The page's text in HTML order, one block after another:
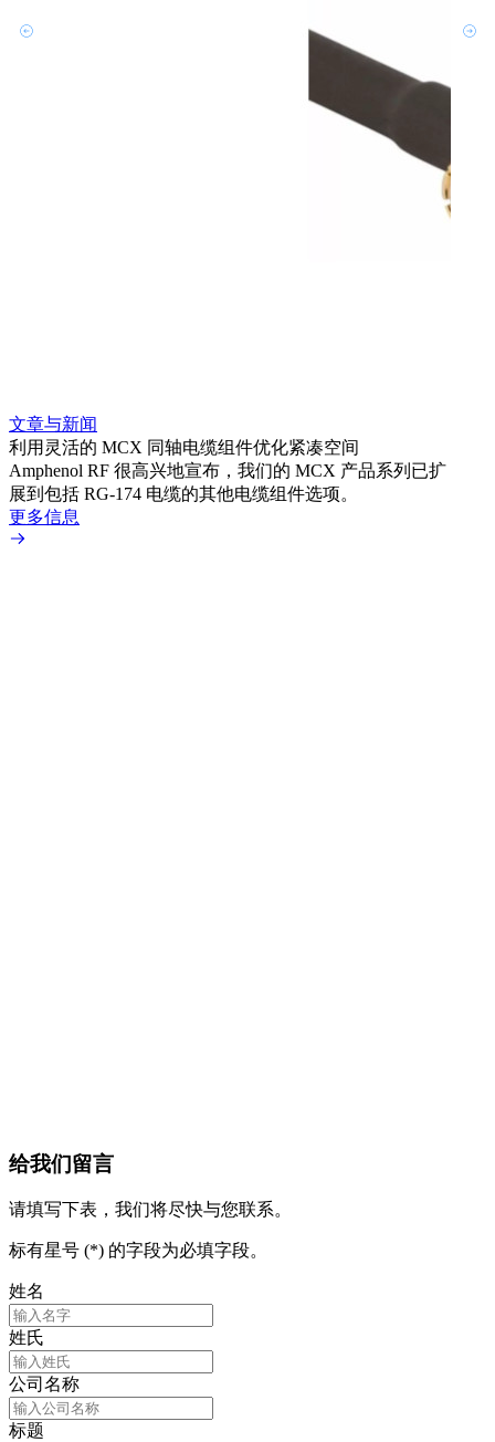
文章与新闻
利用灵活的 MCX 同轴电缆组件优化紧凑空间
Amphenol RF 很高兴地宣布，我们的 MCX 产品系列已扩
展到包括 RG-174 电缆的其他电缆组件选项。
更多信息
给我们留言
请填写下表，我们将尽快与您联系。
标有星号 (*) 的字段为必填字段。
姓名
姓氏
公司名称
标题